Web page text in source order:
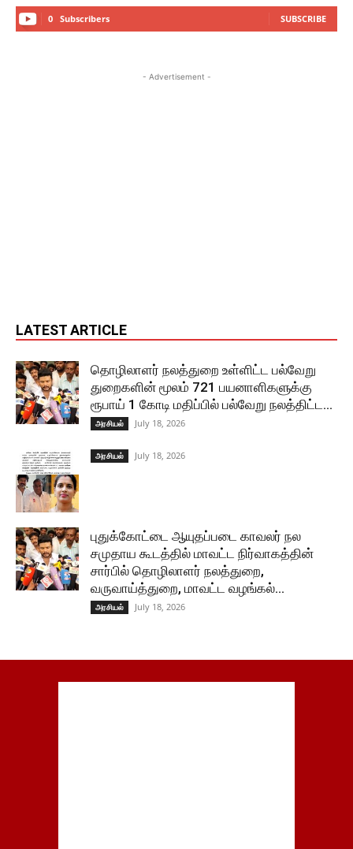
0 Subscribers SUBSCRIBE
- Advertisement -
LATEST ARTICLE
தொழிலாளர் நலத்துறை உள்ளிட்ட பல்வேறு
துறைகளின் மூலம் 721 பயனாளிகளுக்கு
ரூபாய் 1 கோடி மதிப்பில் பல்வேறு நலத்திட்ட...
அரசியல் July 18, 2026
அரசியல் July 18, 2026
புதுக்கோட்டை ஆயுதப்படை காவலர் நல
சமுதாய கூடத்தில் மாவட்ட நிர்வாகத்தின்
சார்பில் தொழிலாளர் நலத்துறை,
வருவாய்த்துறை, மாவட்ட வழங்கல்...
அரசியல் July 18, 2026